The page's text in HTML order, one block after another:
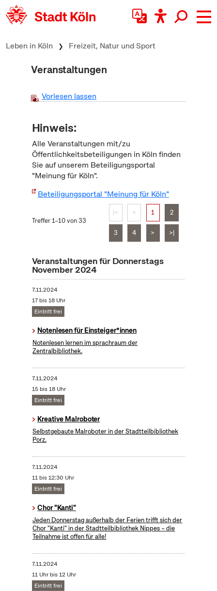
zum Inhalt springen
Leben in Köln Freizeit, Natur und Sport
Veranstaltungen
Vorlesen lassen
Hinweis:
Alle Veranstaltungen mit/zu
Öffentlichkeitsbeteiligungen in Köln finden
Sie auf unserem Beteiligungsportal
"Meinung für Köln".
Beteiligungsportal "Meinung für Köln"
Treffer 1–10 von 33
|< < 1 2
3 4 > >|
Veranstaltungen für Donnerstags
November 2024
7.11.2024
17 bis 18 Uhr
Eintritt frei
Notenlesen für Einsteiger*innen
Notenlesen lernen im sprachraum der
Zentralbibliothek.
7.11.2024
15 bis 18 Uhr
Eintritt frei
Kreative Malroboter
Selbstgebaute Malroboter in der Stadtteilbibliothek
Porz.
7.11.2024
11 bis 12:30 Uhr
Eintritt frei
Chor "Kanti"
Jeden Donnerstag außerhalb der Ferien trifft sich der
Chor "Kanti" in der Stadtteilbibliothek Nippes – die
Teilnahme ist offen für alle!
7.11.2024
11 Uhr bis 12 Uhr
Eintritt frei